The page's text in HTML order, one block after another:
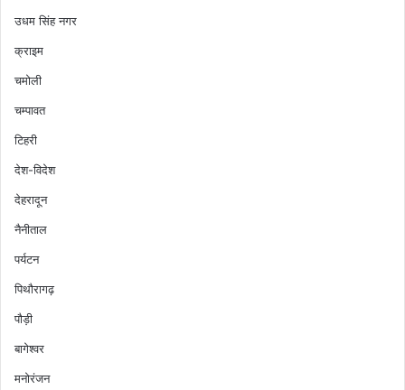
उधम सिंह नगर
क्राइम
चमोली
चम्पावत
टिहरी
देश-विदेश
देहरादून
नैनीताल
पर्यटन
पिथौरागढ़
पौड़ी
बागेश्वर
मनोरंजन